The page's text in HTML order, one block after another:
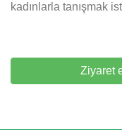
kadınlarla tanışmak
Ziyaret